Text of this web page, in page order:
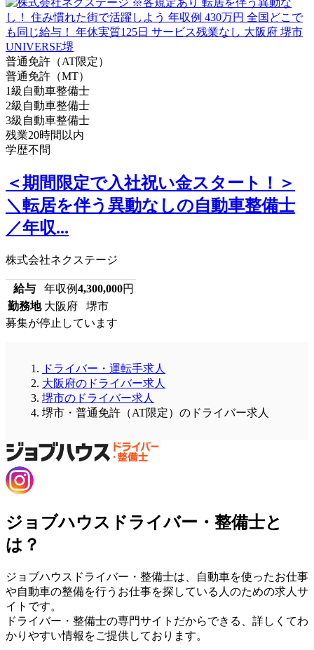
普通免許（AT限定）
普通免許（MT）
1級自動車整備士
2級自動車整備士
3級自動車整備士
残業20時間以内
学歴不問
＜期間限定で入社祝い金スタート！＞
＼転居を伴う異動なしの自動車整備士
／年収...
株式会社ネクステージ
給与 年収例4,300,000円
勤務地 大阪府 堺市
募集が停止しています
ドライバー・運転手求人
大阪府のドライバー求人
堺市のドライバー求人
堺市・普通免許（AT限定）のドライバー求人
ジョブハウスドライバー・整備士と
は？
ジョブハウスドライバー・整備士は、自動車を使ったお仕事
や自動車の整備を行うお仕事を探している人のための求人サ
イトです。
ドライバー・整備士の専門サイトだからできる、詳しくてわ
かりやすい情報をご提供しております。